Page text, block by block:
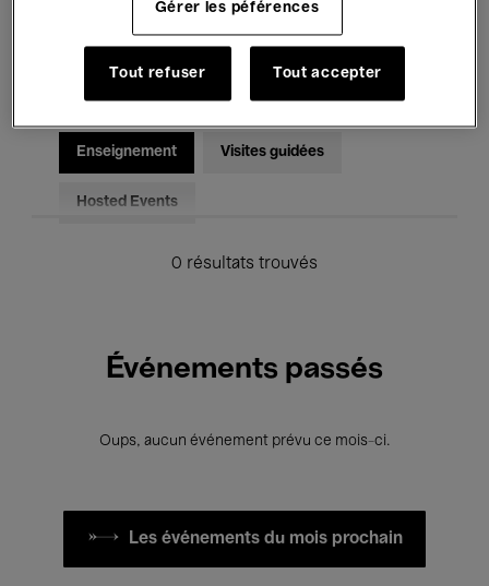
Musique électronique
Pour tous Kids’ Palace
Enseignement Visites guidées
Hosted Events
0 résultats trouvés
Événements passés
Oups, aucun événement prévu ce mois-ci.
Les événements du mois prochain
Gérer les péférences
Tout refuser Tout accepter